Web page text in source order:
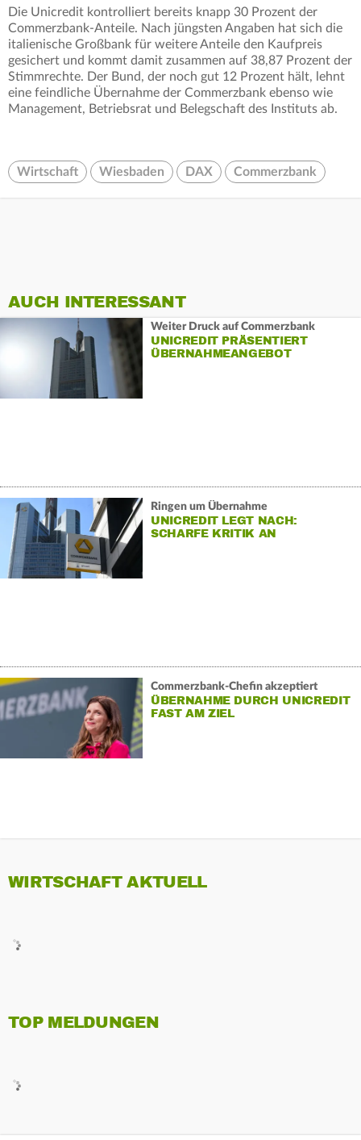
Die Unicredit kontrolliert bereits knapp 30 Prozent der
Commerzbank-Anteile. Nach jüngsten Angaben hat sich die
italienische Großbank für weitere Anteile den Kaufpreis
gesichert und kommt damit zusammen auf 38,87 Prozent der
Stimmrechte. Der Bund, der noch gut 12 Prozent hält, lehnt
eine feindliche Übernahme der Commerzbank ebenso wie
Management, Betriebsrat und Belegschaft des Instituts ab.
Wirtschaft Wiesbaden DAX Commerzbank
AUCH INTERESSANT
Weiter Druck auf Commerzbank
UNICREDIT PRÄSENTIERT
ÜBERNAHMEANGEBOT
Ringen um Übernahme
UNICREDIT LEGT NACH:
SCHARFE KRITIK AN
Commerzbank-Chefin akzeptiert
ÜBERNAHME DURCH UNICREDIT
FAST AM ZIEL
WIRTSCHAFT AKTUELL
TOP MELDUNGEN